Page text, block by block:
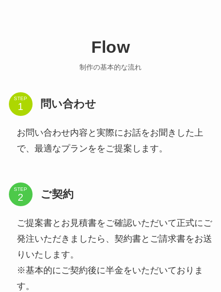
Flow
制作の基本的な流れ
STEP 問い合わせ
お問い合わせ内容と実際にお話をお聞きした上
で、最適なプランををご提案します。
STEP ご契約
ご提案書とお見積書をご確認いただいて正式にご
発注いただきましたら、契約書とご請求書をお送
りいたします。
※基本的にご契約後に半金をいただいておりま
す。